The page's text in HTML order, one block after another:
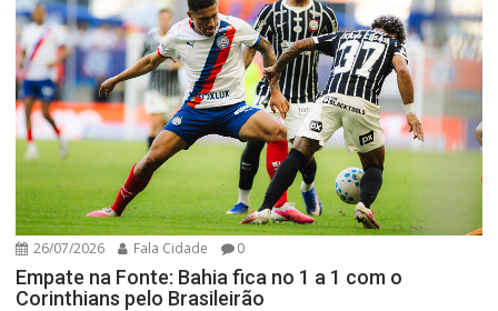
26/07/2026 Fala Cidade 0
Empate na Fonte: Bahia fica no 1 a 1 com o
Corinthians pelo Brasileirão